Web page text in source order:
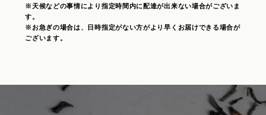
※天候などの事情により指定時間内に配達が出来ない場合がございま
す。
※お急ぎの場合は、日時指定がない方がより早くお届けできる場合が
ございます。